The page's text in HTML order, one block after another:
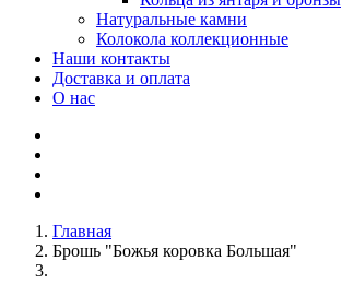
Натуральные камни
Колокола коллекционные
Наши контакты
Доставка и оплата
О нас
Главная
Брошь "Божья коровка Большая"